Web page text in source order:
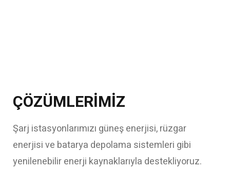
ÇÖZÜMLERIMIZ
Şarj istasyonlarımızı güneş enerjisi, rüzgar
enerjisi ve batarya depolama sistemleri gibi
yenilenebilir enerji kaynaklarıyla destekliyoruz.